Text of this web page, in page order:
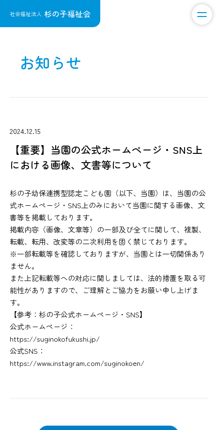
社会福祉法人 杉の子福祉会
お知らせ
2024.12.15
【重要】当園の公式ホームページ・SNS上
における画像、文書等について
杉の子幼保連携型認定こども園（以下、当園）は、当園の公
式ホームページ・SNS上のみにおいて当園に関する画像、文
書等を掲載しております。
掲載内容（画像、文章等）の一部及び全てに関して、複製、
転載、転用、改変等の二次利用を固く禁じております。
※一部転載等を確認しておりますが、当園とは一切関係あり
ません。
また上記転載等への対応に関しましては、法的措置を取る可
能性がありますので、ご理解とご協力をお願い申し上げま
す。
【参考：杉の子公式ホームページ・SNS】
公式ホームページ：
https://suginokofukushi.jp/
公式SNS：
https://www.instagram.com/suginokoen/